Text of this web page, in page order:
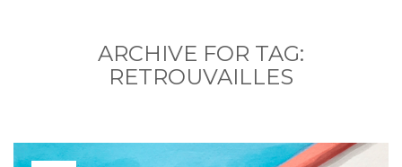
ARCHIVE FOR TAG:
RETROUVAILLES